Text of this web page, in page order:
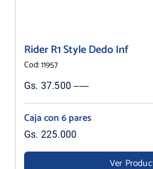
Rider R1 Style Dedo Inf
Cod: 11957
Gs. 37.500 ------
Caja con 6 pares
Gs. 225.000
Ver